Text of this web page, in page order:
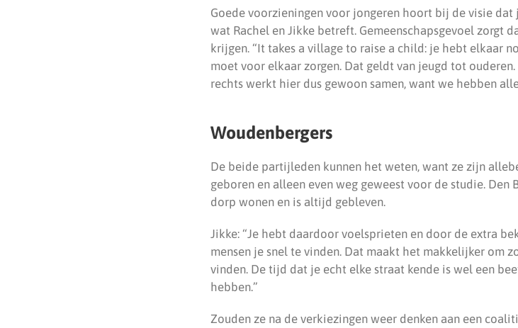
Goede voorzieningen voor jongeren hoort bij de visie
wat Rachel en Jikke betreft. Gemeenschapsgevoel zorgt
krijgen. “It takes a village to raise a child: je hebt elkaar
moet voor elkaar zorgen. Dat geldt van jeugd tot
rechts werkt hier dus gewoon samen, want we hebben
Woudenbergers
De beide partijleden kunnen het weten, want ze zijn
geboren en alleen even weg geweest voor de studie.
dorp wonen en is altijd gebleven.
Jikke: “Je hebt daardoor voelsprieten en door de extra
mensen je snel te vinden. Dat maakt het makkelijker om
vinden. De tijd dat je echt elke straat kende is wel een
hebben.”
Zouden ze na de verkiezingen weer denken aan een